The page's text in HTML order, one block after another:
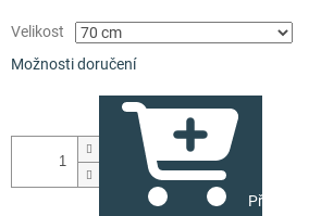
Velikost
Možnosti doručení
Přidat do